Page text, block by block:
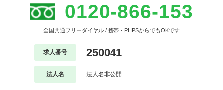
0120-866-153
全国共通フリーダイヤル / 携帯・PHPSからでもOKです
求人番号 250041
法人名 法人名非公開